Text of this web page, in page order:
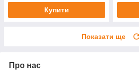
Купити
Показати ще
Про нас